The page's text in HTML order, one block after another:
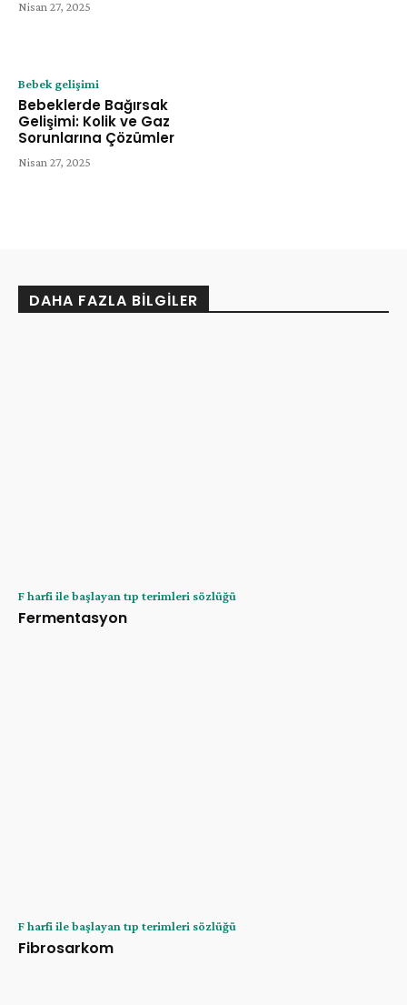
Nisan 27, 2025
Bebek gelişimi
Bebeklerde Bağırsak
Gelişimi: Kolik ve Gaz
Sorunlarına Çözümler
Nisan 27, 2025
DAHA FAZLA BILGILER
F harfi ile başlayan tıp terimleri sözlüğü
Fermentasyon
F harfi ile başlayan tıp terimleri sözlüğü
Fibrosarkom